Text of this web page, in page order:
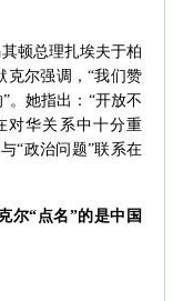
顿总理扎埃夫于柏
克尔强调，“我们赞
。她指出：“开放不
对华关系中十分重
“政治问题”联系在
尔“点名”的是中国